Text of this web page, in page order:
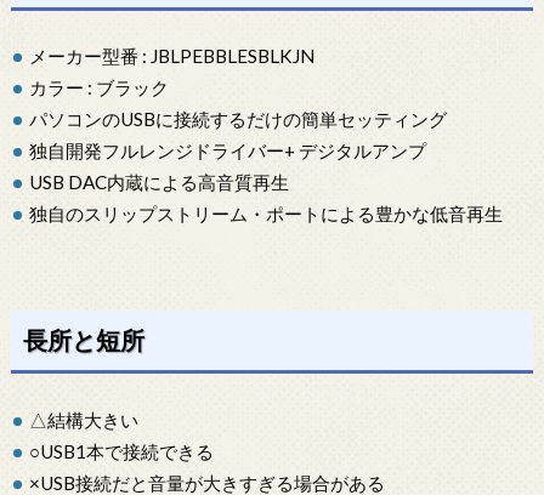
メーカー型番 : JBLPEBBLESBLKJN
カラー : ブラック
パソコンのUSBに接続するだけの簡単セッティング
独自開発フルレンジドライバー+ デジタルアンプ
USB DAC内蔵による高音質再生
独自のスリップストリーム・ポートによる豊かな低音再生
長所と短所
△結構大きい
○USB1本で接続できる
×USB接続だと音量が大きすぎる場合がある